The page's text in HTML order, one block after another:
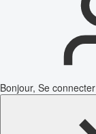
Bonjour, Se connecter